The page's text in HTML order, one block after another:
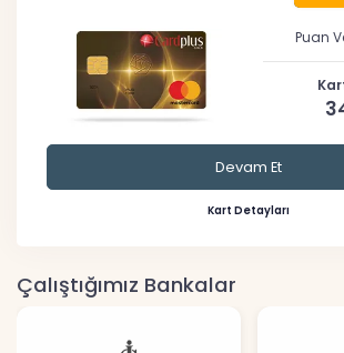
Puan
Devam Et
Kart Detayları
Çalıştığımız Bankalar